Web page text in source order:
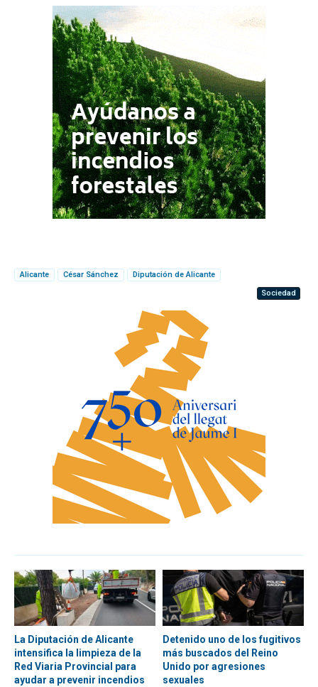
Alicante César Sánchez
Diputación de Alicante
Sociedad
La Diputación de Alicante
intensifica la limpieza de la
Red Viaria Provincial para
ayudar a prevenir incendios
Detenido uno de los fugitivos
más buscados del Reino
Unido por agresiones
sexuales